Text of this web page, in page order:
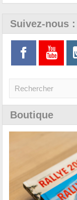
Suivez-nous :
Boutique